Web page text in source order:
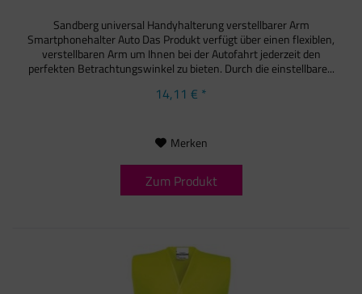
Sandberg universal Handyhalterung verstellbarer Arm
Smartphonehalter Auto Das Produkt verfügt über einen flexiblen,
verstellbaren Arm um Ihnen bei der Autofahrt jederzeit den
perfekten Betrachtungswinkel zu bieten. Durch die einstellbare...
14,11 € *
Merken
Zum Produkt